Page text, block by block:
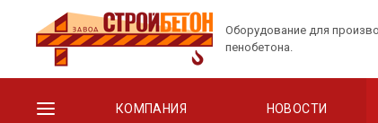
Оборудование для
пенобетона.
КОМПАНИЯ НОВОСТИ